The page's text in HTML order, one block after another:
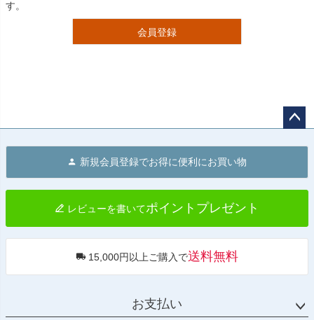
す。
会員登録
へ
新規会員登録でお得に便利にお買い物
レビューを書いてポイントプレゼント
15,000円以上ご購入で送料無料
お支払い